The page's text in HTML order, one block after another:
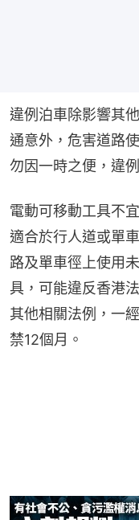
違例泊車除影響其
通意外，危害道路
勿因一時之便，違
電動可移動工具不
適合於行人道或單
路及單車徑上使用
具，可能違反香港
其他相關法例，一
禁12個月。